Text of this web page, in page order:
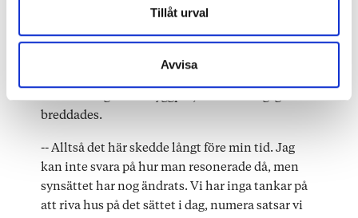
Dessa kan i sin tur kombinera informationen med annan
samlat in när du har använt deras tjänster.
Tillåt urval
Avvisa
Lundbergs fastigheter var en av de mest aktiva
byggherrarna under rivningsvågen i Norrköping
och stora delar av deras bestånd byggdes under
breddades.
-- Alltså det här skedde långt före min tid. Jag
kan inte svara på hur man resonerade då, men
synsättet har nog ändrats. Vi har inga tankar på
att riva hus på det sättet i dag, numera satsar vi